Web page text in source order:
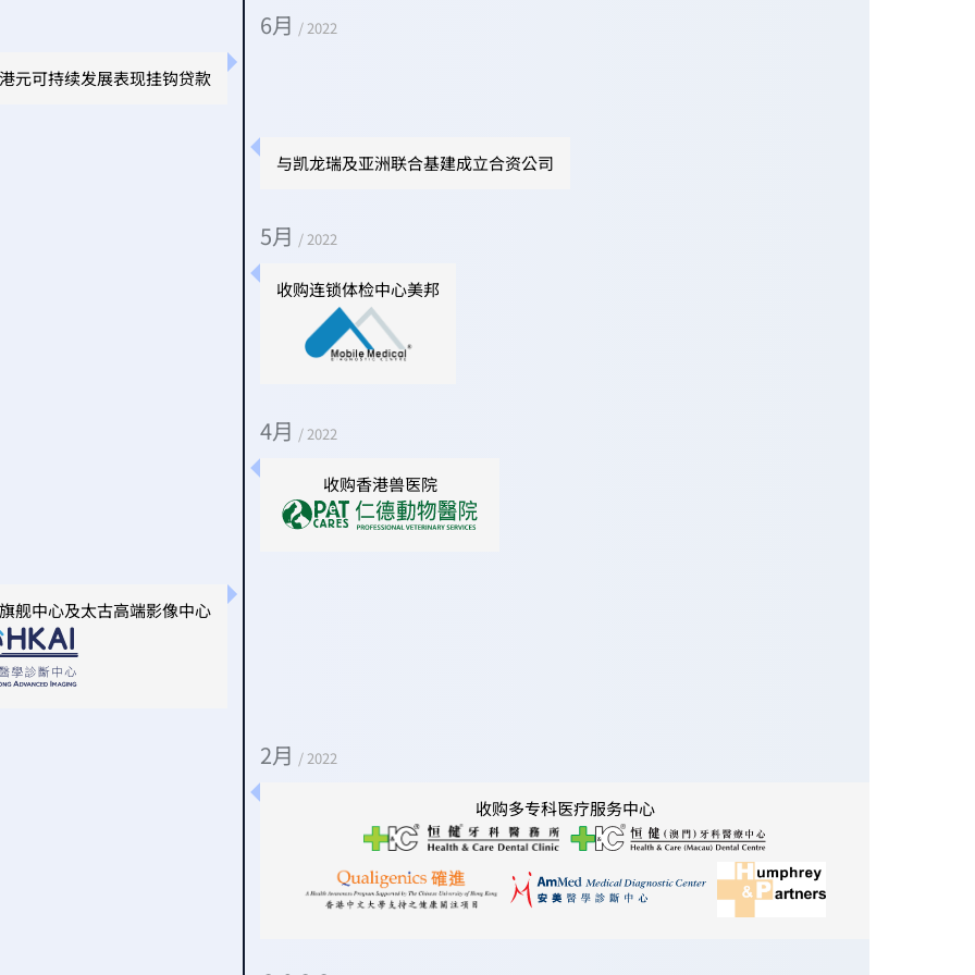
6月 / 2022
元可持续发展表现挂钩贷款
与凯龙瑞及亚洲联合基建成立合资公司
5月 / 2022
收购连锁体检中心美邦
4月 / 2022
收购香港兽医院
舰中心及太古高端影像中心
2月 / 2022
收购多专科医疗服务中心